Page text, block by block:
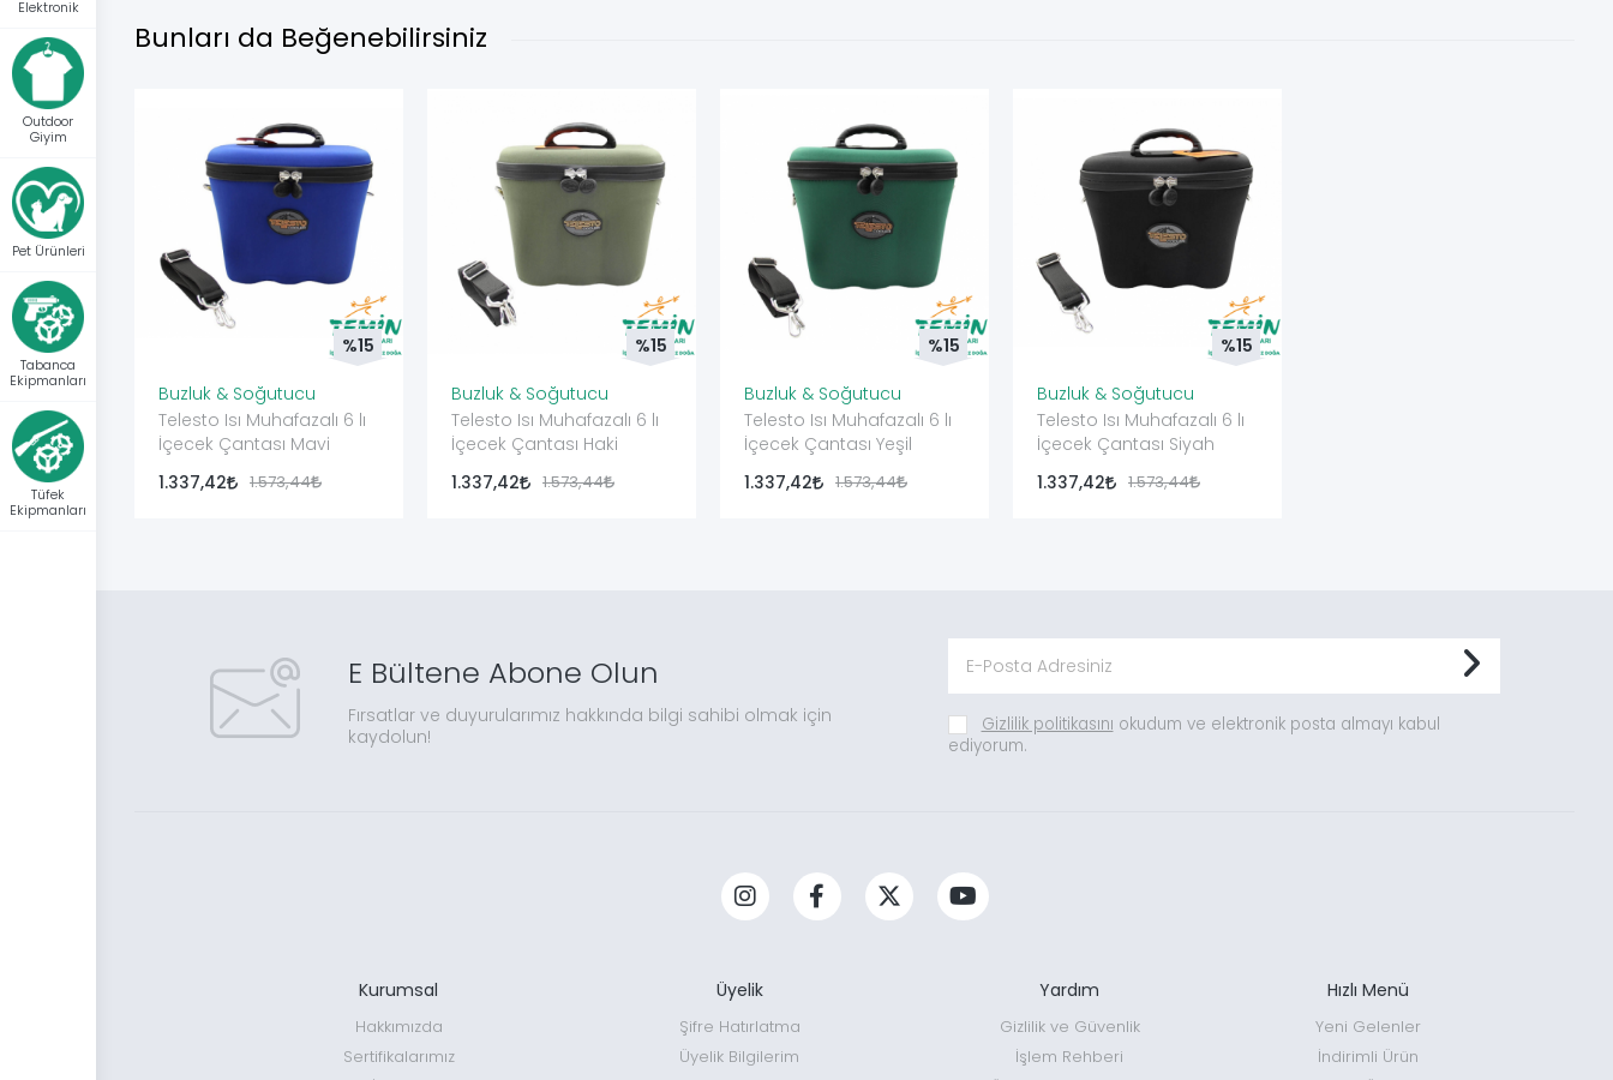
Elektronik
Outdoor
Giyim
Pet Ürünleri
Tabanca
Ekipmanları
Tüfek
Ekipmanları
Bunları da Beğenebilirsiniz
Buzluk & Soğutucu
Telesto Isı Muhafazalı 6 lı
İçecek Çantası Mavi
1.337,42 1.573,44
%15
Buzluk & Soğutucu
Telesto Isı Muhafazalı 6 lı
İçecek Çantası Haki
1.337,42 1.573,44
%15
Buzluk & Soğutucu
Telesto Isı Muhafazalı 6 lı
İçecek Çantası Yeşil
1.337,42 1.573,44
%15
Buzluk & Soğutucu
Telesto Isı Muhafazalı 6 lı
İçecek Çantası Siyah
1.337,42 1.573,44
%15
E Bültene Abone Olun
Fırsatlar ve duyurularımız hakkında bilgi sahibi olmak için
kaydolun!
Gizlilik politikasını okudum ve elektronik posta almayı kabul
ediyorum.
Kurumsal
Hakkımızda
Sertifikalarımız
Üyelik
Şifre Hatırlatma
Üyelik Bilgilerim
Yardım
Gizlilik ve Güvenlik
İşlem Rehberi
Hızlı Menü
Yeni Gelenler
İndirimli Ürün